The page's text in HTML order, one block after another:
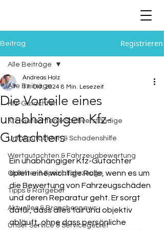
Beitrag Registrieren
Alle Beiträge
Kfz-Gutachten
Kfz-Gutachten & Sachverständige
Unfallgutachten & Schadenshilfe
Wertgutachten & Fahrzeugbewertung
Oldtimer & Spezialfahrzeuge
Tipps & Ratgeber
Aktuelles & Branchennews
Unser Service & Servicegebiet
Alle Beiträge
Die Vorteile eines
unabhängigen Kfz-
Gutachters
Andreas Holz
17. Okt. 2024 8 Min. Lesezeit
Ein unabhängiger Kfz-Gutachter
spielt eine wichtige Rolle, wenn es um
die Bewertung von Fahrzeugschäden
und deren Reparatur geht. Er sorgt
dafür, dass alles fair und objektiv
abläuft, ohne dass persönliche